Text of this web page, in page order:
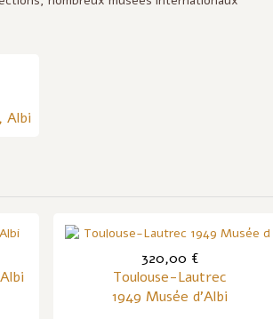
Albi
320,00 €
Toulouse-Lautrec
1949 Musée d'Albi